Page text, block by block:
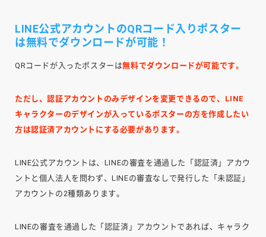
LINE公式アカウントのQRコード入りポスター
は無料でダウンロードが可能！
QRコードが入ったポスターは無料でダウンロードが可能です。
ただし、認証アカウントのみデザインを変更できるので、LINE
キャラクターのデザインが入っているポスターの方を作成したい
方は認証済アカウントにする必要があります。
LINE公式アカウントは、LINEの審査を通過した「認証済」アカウ
ントと個人法人を問わず、LINEの審査なしで発行した「未認証」
アカウントの2種類あります。
LINEの審査を通過した「認証済」アカウントであれば、キャラク